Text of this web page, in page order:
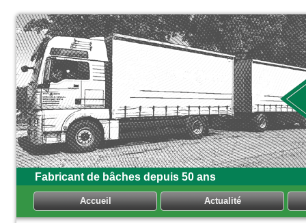
Fabricant de bâches depuis 50 ans
Accueil Actualité